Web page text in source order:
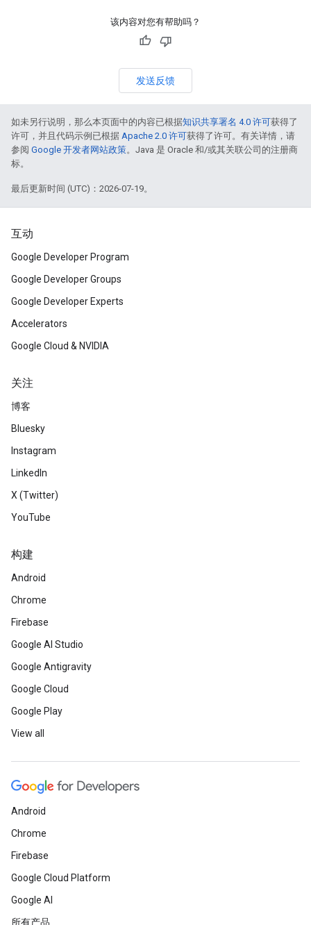
该内容对您有帮助吗？
发送反馈
如未另行说明，那么本页面中的内容已根据知识共享署名 4.0 许可获得了
许可，并且代码示例已根据 Apache 2.0 许可获得了许可。有关详情，请
参阅 Google 开发者网站政策。Java 是 Oracle 和/或其关联公司的注册商
标。
最后更新时间 (UTC)：2026-07-19。
互动
Google Developer Program
Google Developer Groups
Google Developer Experts
Accelerators
Google Cloud & NVIDIA
关注
博客
Bluesky
Instagram
LinkedIn
X (Twitter)
YouTube
构建
Android
Chrome
Firebase
Google AI Studio
Google Antigravity
Google Cloud
Google Play
View all
Android
Chrome
Firebase
Google Cloud Platform
Google AI
所有产品